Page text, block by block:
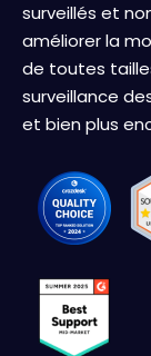
surveillés et
améliorer la
de toutes
surveillance
et bien plus